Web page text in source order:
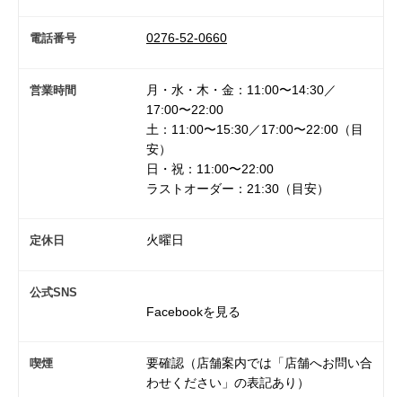
電話番号 0276-52-0660
営業時間
月・水・木・金：11:00〜14:30／
17:00〜22:00
土：11:00〜15:30／17:00〜22:00（目
安）
日・祝：11:00〜22:00
ラストオーダー：21:30（目安）
定休日 火曜日
公式SNS
Facebookを見る
喫煙
要確認（店舗案内では「店舗へお問い合
わせください」の表記あり）